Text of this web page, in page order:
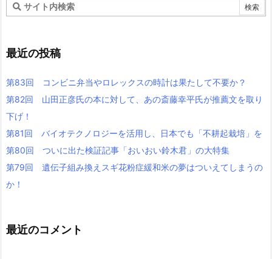
最近の投稿
第83回 コンビニ弁当やロレックスの時計は果たして不要か？
第82回 山田正彦氏の本に対して、あの斎藤幸平氏が推薦文を取り
下げ！
第81回 バイオテクノロジーを活用し、日本でも「不耕起栽培」を
第80回 ついに出た検証記事「おいおい鈴木君」の大特集
第79回 遺伝子組み換えスギ花粉症緩和米の夢はついえてしまうの
か！
最近のコメント